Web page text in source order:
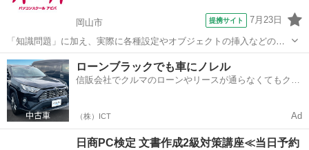
岡山市 提携サイト 7月23日
「知識問題」に加え、実際に各種設定やオブジェクトの挿入などの機
能を駆使したプレゼンテーションを作成する「実技問題」を解くこと
で、実践的な能力を証明できる資格制度の、初級対策講座です。 アビ
バのパソコン講座は全て、受講内容・...
岡山 岡山市 その他
ローンブラックでも車にノレル
信販会社でクルマのローンやリースが通らなくてもクル
（株）ICT Ad
日商PC検定 文書作成2級対策講座≪当日予約